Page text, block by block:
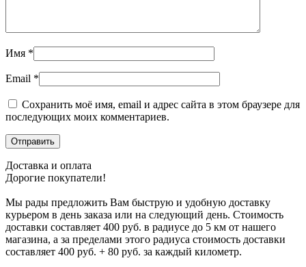
Имя *
Email *
Сохранить моё имя, email и адрес сайта в этом браузере для
последующих моих комментариев.
Доставка и оплата
Дорогие покупатели!
Мы рады предложить Вам быструю и удобную доставку
курьером в день заказа или на следующий день. Стоимость
доставки составляет 400 руб. в радиусе до 5 км от нашего
магазина, а за пределами этого радиуса стоимость доставки
составляет 400 руб. + 80 руб. за каждый километр.